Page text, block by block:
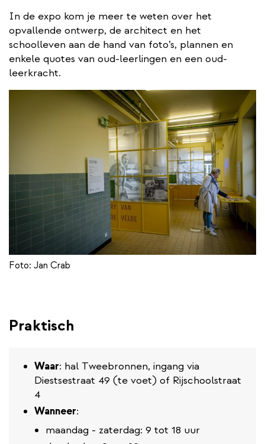
Foto: Jan Crab
In de expo kom je meer te weten over het
opvallende ontwerp, de architect en het
schoolleven aan de hand van foto’s, plannen en
enkele quotes van oud-leerlingen en een oud-
leerkracht.
Praktisch
Waar: hal Tweebronnen, ingang via
Diestsestraat 49 (te voet) of Rijschoolstraat
4
Wanneer:
maandag - zaterdag: 9 tot 18 uur